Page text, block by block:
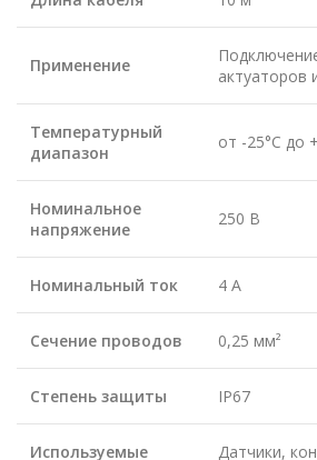
Применение
актуаторов
Температурный
диапазон
от -25°C до
Номинальное
напряжение
250 В
Номинальный ток 4 А
Сечение проводов 0,25 мм²
Степень защиты IP67
Используемые
Датчики,